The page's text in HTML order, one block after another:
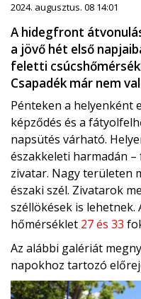
2024. augusztus. 08 14:01
A hidegfront
a jövő hét első
feletti
Csapadék már nem
Pénteken a helyenként
képződés és a
napsütés várható.
északkeleti harmadán
zivatar. Nagy területen
északi szél. Zivatarok
széllökések is lehetnek.
hőmérséklet 27 és 33
Az alábbi galériát
napokhoz tartozó